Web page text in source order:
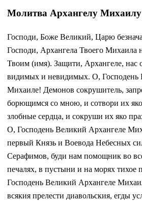
Молитва Архангелу Михаилу
Господи, Боже Великий, Царю
Господи, Архангела Твоего Михаила
Твоим (имя). Защити, Архангеле, нас
видимых и невидимых. О, Господень
Михаиле! Демонов сокрушитель,
борющимся со мною, и сотвори их
злобные сердца, и сокруши их яко
О, Господень Великий Архангеле
первый Князь и Воевода Небесных
Серафимов, буди нам помощник во
печалях, в пустыни и на морях тихое
Господень Великий Архангеле
всякия прелести диавольския, егды